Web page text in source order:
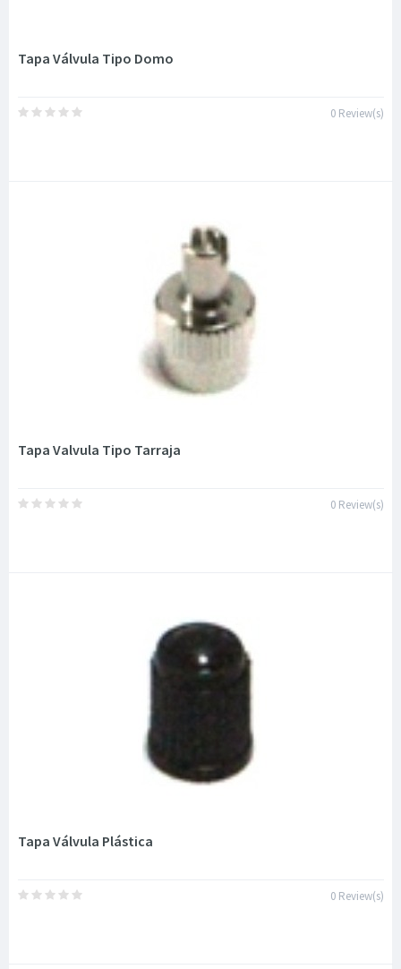
Tapa Válvula Tipo Domo
0 Review(s)
Tapa Valvula Tipo Tarraja
0 Review(s)
Tapa Válvula Plástica
0 Review(s)